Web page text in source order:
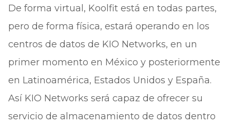
De forma virtual, Koolfit está en todas partes,
pero de forma física, estará operando en los
centros de datos de KIO Networks, en un
primer momento en México y posteriormente
en Latinoamérica, Estados Unidos y España.
Así KIO Networks será capaz de ofrecer su
servicio de almacenamiento de datos dentro